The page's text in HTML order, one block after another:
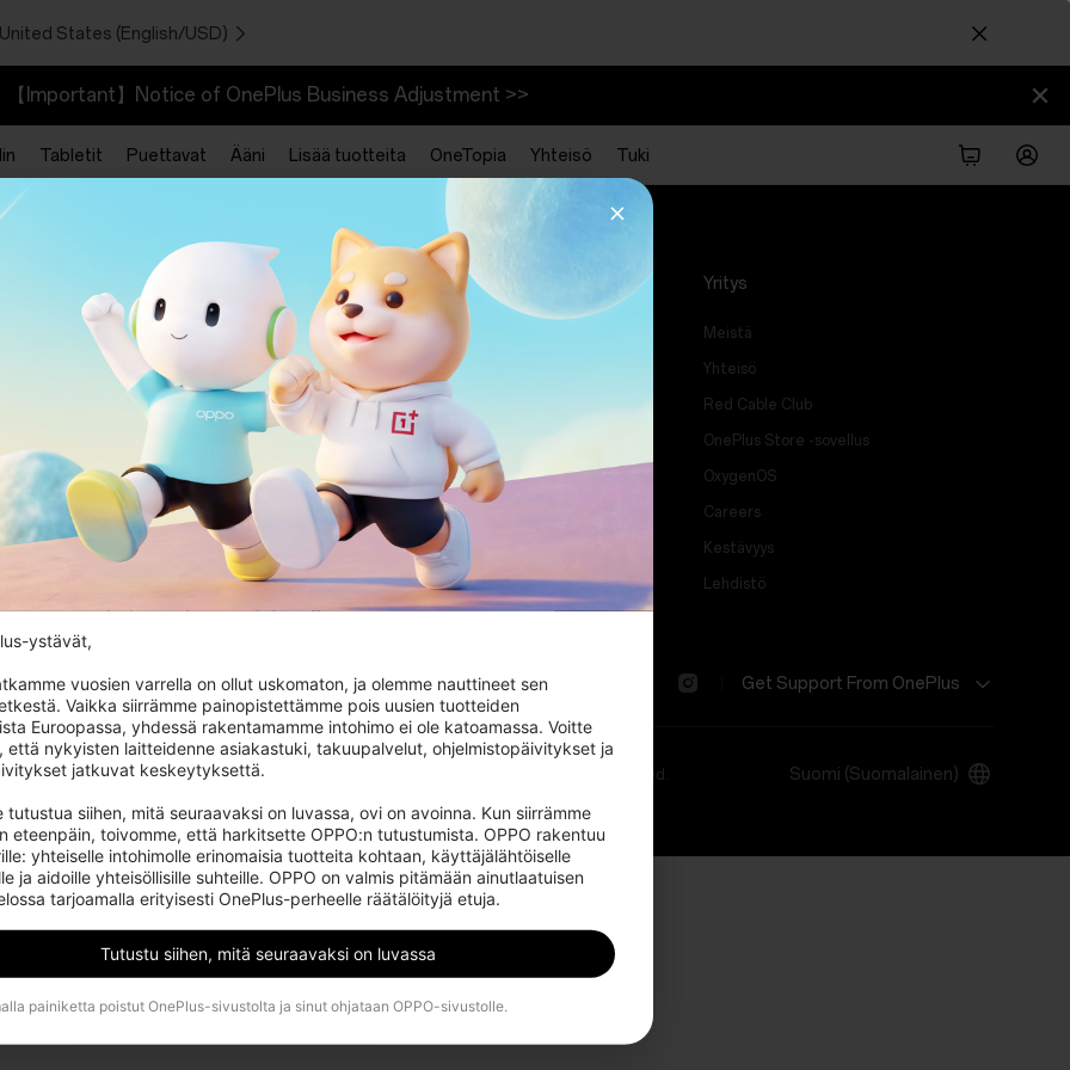
States (English/USD)
【Important】Notice of OnePlus Business Adjustment >>
Oops, the spaceship just got lost! We are
Tabletit Puettavat Ääni Lisää tuotteita OneTopia Yhteisö Tuki
Ohjelmat
Linkitä OnePlus-laitteesi
Alennusohjelma
Suositteluohjelma
Kumppaniohjelma
Shopping FAQs
Software Upgrade
Korjauspalvelu
Käyttöoppaat
Ota yhteyttä
Yritys
Meistä
Yhteisö
Red Cable Club
OnePlus Store -sovellus
OxygenOS
Careers
Kestävyys
Lehdistö
Get Support From OnePlus
Response Center (OneSRC) © 2013 - 2024 OnePlus. All Rights Reserved. Suomi (Suomalainen)
ystävät,
vuosien varrella on ollut uskomaton, ja olemme nauttineet sen
Vaikka siirrämme painopistettämme pois uusien tuotteiden
Euroopassa, yhdessä rakentamamme intohimo ei ole katoamassa. Voitte
että nykyisten laitteidenne asiakastuki, takuupalvelut, ohjelmistopäivitykset ja
jatkuvat keskeytyksettä.
tutustua siihen, mitä seuraavaksi on luvassa, ovi on avoinna. Kun siirrämme
eteenpäin, toivomme, että harkitsette OPPO:n tutustumista. OPPO rakentuu
yhteiselle intohimolle erinomaisia tuotteita kohtaan, käyttäjälähtöiselle
ja aidoille yhteisöllisille suhteille. OPPO on valmis pitämään ainutlaatuisen
tarjoamalla erityisesti OnePlus-perheelle räätälöityjä etuja.
Tutustu siihen, mitä seuraavaksi on luvassa
painiketta poistut OnePlus-sivustolta ja sinut ohjataan OPPO-sivustolle.